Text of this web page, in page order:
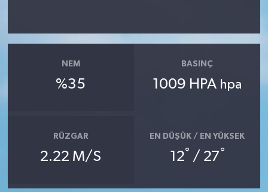
NEM
%35
BASINÇ
1009 HPA hpa
RÜZGAR
2.22 M/S
EN DÜŞÜK / EN YÜKSEK
12° / 27°